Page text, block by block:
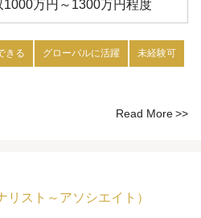
万円～1300万円程度
きる グローバルに活躍 未経験可
Read More
スト～アソシエイト）